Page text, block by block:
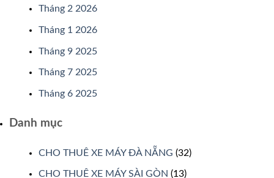
Tháng 2 2026
Tháng 1 2026
Tháng 9 2025
Tháng 7 2025
Tháng 6 2025
Danh mục
CHO THUÊ XE MÁY ĐÀ NẴNG (32)
CHO THUÊ XE MÁY SÀI GÒN (13)